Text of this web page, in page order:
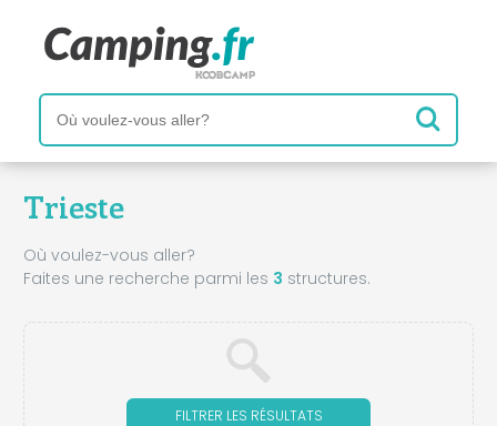
Trieste
Où voulez-vous aller?
Faites une recherche parmi les 3 structures.
FILTRER LES RÉSULTATS